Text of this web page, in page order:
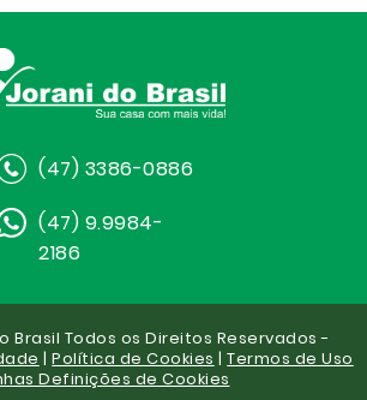
(47) 3386-0886
(47) 9.9984-
2186
Brasil Todos os Direitos Reservados -
|Política de Cookies |Termos de Uso
Definições de Cookies